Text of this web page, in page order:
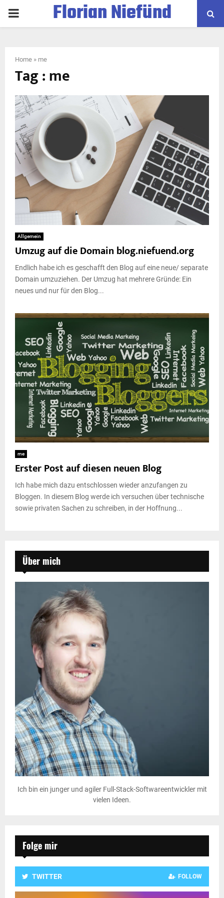
PRIMARYFlorian Niefünd
Home » me
Tag : me
Allgemein
Umzug auf die Domain blog.niefuend.org
Endlich habe ich es geschafft den Blog auf eine neue/ separate
Domain umzuziehen. Der Umzug hat mehrere Gründe: Ein
neues und nur für den Blog...
me
Erster Post auf diesen neuen Blog
Ich habe mich dazu entschlossen wieder anzufangen zu
Bloggen. In diesem Blog werde ich versuchen über technische
sowie privaten Sachen zu schreiben, in der Hoffnung...
Über mich
Ich bin ein junger und agiler Full-Stack-Softwareentwickler mit
vielen Ideen.
Folge mir
TWITTER FOLLOW